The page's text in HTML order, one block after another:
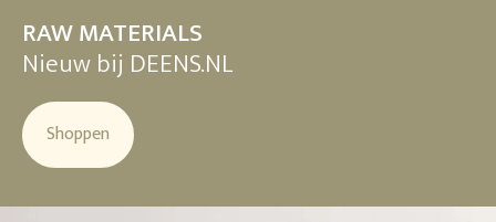
RAW MATERIALS
Nieuw bij DEENS.NL
Shoppen